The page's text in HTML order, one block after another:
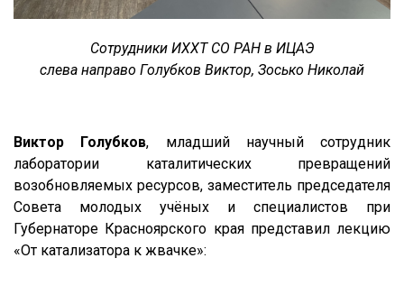
Сотрудники ИХХТ СО РАН в ИЦАЭ
слева направо Голубков Виктор, Зосько Николай
Виктор Голубков, младший научный сотрудник
лаборатории каталитических превращений
возобновляемых ресурсов, заместитель председателя
Совета молодых учёных и специалистов при
Губернаторе Красноярского края представил лекцию
«От катализатора к жвачке»: